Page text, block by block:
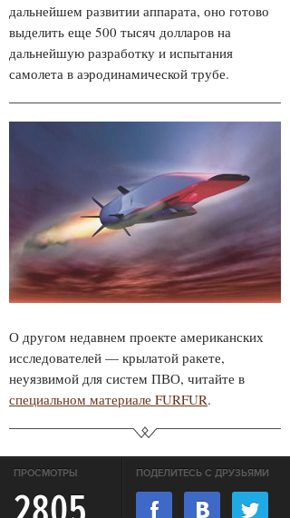
дальнейшем развитии аппарата, оно готово
выделить еще 500 тысяч долларов на
дальнейшую разработку и испытания
самолета в аэродинамической трубе.
О другом недавнем проекте американских
исследователей — крылатой ракете,
неуязвимой для систем ПВО, читайте в
специальном материале FURFUR.
ПРОСМОТРЫ ПОДЕЛИТЕСЬ С ДРУЗЬЯМИ